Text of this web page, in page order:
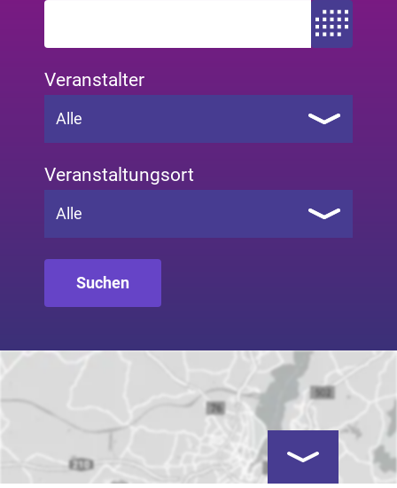
Zeitraum bis
Veranstalter
Alle
Veranstaltungsort
Alle
Kartenansicht